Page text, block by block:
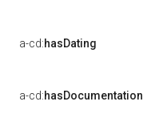
a-cd:hasDating
a-cd:hasDocumentation